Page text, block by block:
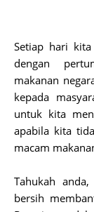
Setiap hari
dengan
makanan
kepada
untuk kita
apabila kita
macam
Tahukah
bersih